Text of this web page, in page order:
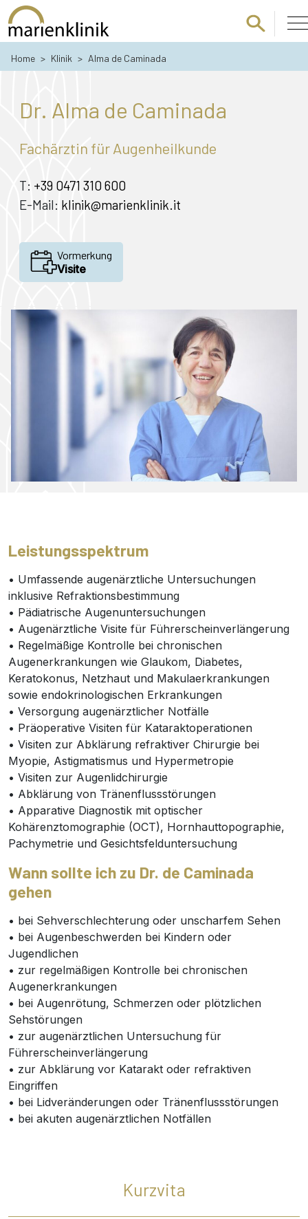
Zum Hauptinhalt springen
Home > Klinik > Alma de Caminada
Dr. Alma de Caminada
Fachärztin für Augenheilkunde
T: +39 0471 310 600
E-Mail: klinik@marienklinik.it
Vormerkung
Visite
Leistungsspektrum
• Umfassende augenärztliche Untersuchungen
inklusive Refraktionsbestimmung
• Pädiatrische Augenuntersuchungen
• Augenärztliche Visite für Führerscheinverlängerung
• Regelmäßige Kontrolle bei chronischen
Augenerkrankungen wie Glaukom, Diabetes,
Keratokonus, Netzhaut und Makulaerkrankungen
sowie endokrinologischen Erkrankungen
• Versorgung augenärztlicher Notfälle
• Präoperative Visiten für Kataraktoperationen
• Visiten zur Abklärung refraktiver Chirurgie bei
Myopie, Astigmatismus und Hypermetropie
• Visiten zur Augenlidchirurgie
• Abklärung von Tränenflussstörungen
• Apparative Diagnostik mit optischer
Kohärenztomographie (OCT), Hornhauttopographie,
Pachymetrie und Gesichtsfelduntersuchung
Wann sollte ich zu Dr. de Caminada
gehen
• bei Sehverschlechterung oder unscharfem Sehen
• bei Augenbeschwerden bei Kindern oder
Jugendlichen
• zur regelmäßigen Kontrolle bei chronischen
Augenerkrankungen
• bei Augenrötung, Schmerzen oder plötzlichen
Sehstörungen
• zur augenärztlichen Untersuchung für
Führerscheinverlängerung
• zur Abklärung vor Katarakt oder refraktiven
Eingriffen
• bei Lidveränderungen oder Tränenflussstörungen
• bei akuten augenärztlichen Notfällen
Kurzvita